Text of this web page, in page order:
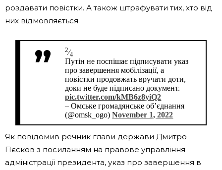
роздавати повістки. А також штрафувати тих, хто від
них відмовляється.
2⁄4
Путін не поспішає підписувати указ
про завершення мобілізації, а
повістки продовжать вручати доти,
доки не буде підписано документ.
pic.twitter.com/kMB6z8yiQ2
– Омське громадянське об’єднання
(@omsk_ogo)November 1, 2022
Як повідомив речник глави держави Дмитро
Пєсков з посиланням на правове управління
адміністрації президента, указ про завершення в